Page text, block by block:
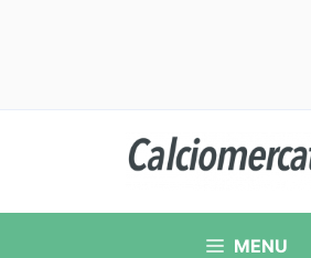
contenuto
MENU